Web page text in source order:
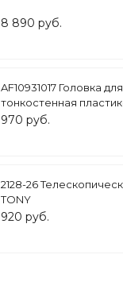
8 890 руб.
AF10931017 Головка
тонкостенная
970 руб.
2128-26
TONY
920 руб.